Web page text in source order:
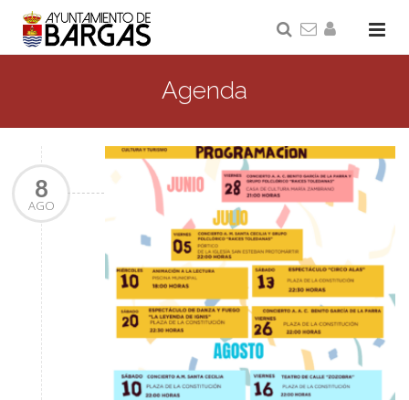
Agenda
8
AGO